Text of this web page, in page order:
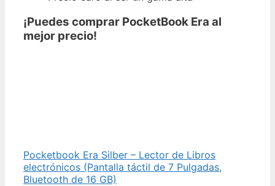
¡Puedes comprar PocketBook Era al
mejor precio!
Pocketbook Era Silber – Lector de Libros
electrónicos (Pantalla táctil de 7 Pulgadas,
Bluetooth de 16 GB)